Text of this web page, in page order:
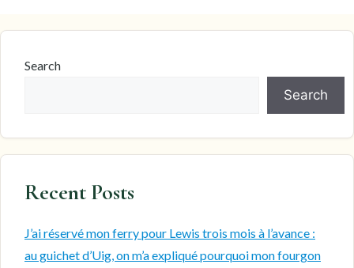
Search
Search
Recent Posts
J’ai réservé mon ferry pour Lewis trois mois à l’avance :
au guichet d’Uig, on m’a expliqué pourquoi mon fourgon